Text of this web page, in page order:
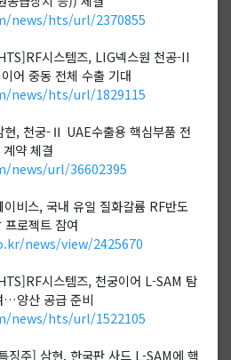
news/hts/url/2370855
시스템즈, LIG넥스원 천공-II
어 중동 전체 수출 기대
news/hts/url/1829115
, 천궁-Ⅱ UAE수출용 핵심부품 전
약 체결
url/36602395
비스, 국내 유일 질화갈륨 RF반도
로젝트 참여
news/view/2425670
시스템즈, 천궁이어 L-SAM 탐
…양산 공급 준비
news/hts/url/1522105
주] 삼현, 한국판 사드 L-SAM에 핵